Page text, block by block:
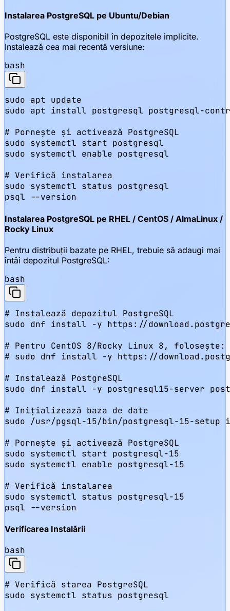
Instalarea PostgreSQL pe Ubuntu/Debian
PostgreSQL este disponibil în depozitele implicite.
Instalează cea mai recentă versiune:
bash
sudo apt update
sudo apt install postgresql postgresql-
# Pornește și activează PostgreSQL
sudo systemctl start postgresql
sudo systemctl enable postgresql
# Verifică instalarea
sudo systemctl status postgresql
psql --version
Instalarea PostgreSQL pe RHEL / CentOS / AlmaLinux /
Rocky Linux
Pentru distribuții bazate pe RHEL, trebuie să adaugi mai
întâi depozitul PostgreSQL:
bash
# Instalează depozitul PostgreSQL
sudo dnf install -y https://
# Pentru CentOS 8/Rocky Linux 8, folosește:
# sudo dnf install -y https://
# Instalează PostgreSQL
sudo dnf install -y postgresql15-server
# Inițializează baza de date
sudo /usr/pgsql-15/bin/postgresql-15-setup
# Pornește și activează PostgreSQL
sudo systemctl start postgresql-15
sudo systemctl enable postgresql-15
# Verifică instalarea
sudo systemctl status postgresql-15
psql --version
Verificarea Instalării
bash
# Verifică starea PostgreSQL
sudo systemctl status postgresql